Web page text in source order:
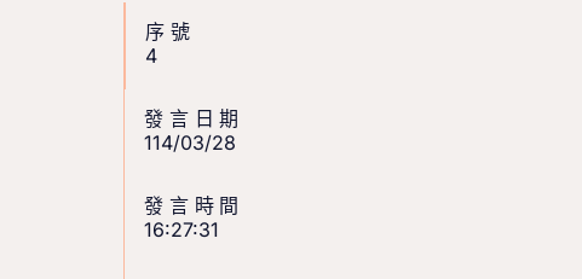
序號
4
發言日期
114/03/28
發言時間
16:27:31